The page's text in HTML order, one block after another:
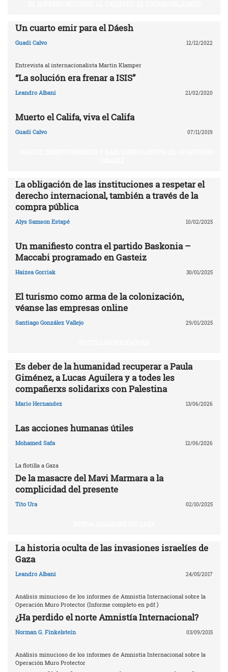
Un cuarto emir para el Dáesh
Guadi Calvo 12/12/2022
Entrevista al internacionalista Martin Klamper
“La solución era frenar a ISIS”
Leandro Albani 21/02/2020
Muerto el Califa, viva el Califa
Guadi Calvo 07/11/2019
La obligación de las instituciones a respetar el
derecho internacional, también a través de la
compra pública
Alys Samson Estapé 10/02/2025
Un manifiesto contra el partido Baskonia –
Maccabi programado en Gasteiz
Haizea Gorriak 30/01/2025
El turismo como arma de la colonización,
véanse las empresas online
Santiago González Vallejo 29/01/2025
Es deber de la humanidad recuperar a Paula
Giménez, a Lucas Aguilera y a todes les
compañerxs solidarixs con Palestina
Mario Hernandez 13/06/2026
Las acciones humanas útiles
Mohamed Safa 12/06/2026
La flotilla a Gaza
De la masacre del Mavi Marmara a la
complicidad del presente
Tito Ura 02/10/2025
La historia oculta de las invasiones israelíes de
Gaza
Leandro Albani 24/05/2017
Análisis minucioso de los informes de Amnistía Internacional sobre la
Operación Muro Protector (Informe completo en pdf.)
¿Ha perdido el norte Amnistía Internacional?
Norman G. Finkelstein 03/09/2015
Análisis minucioso de los informes de Amnistía Internacional sobre la
Operación Muro Protector